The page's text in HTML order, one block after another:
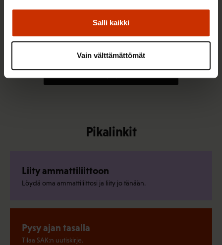
Salli kaikki
Vain välttämättömät
3.8.2026 10:05
Elisa Väänänen on valittu SAK:n
työsuhdeneuvonnan asiantuntijaksi
Kaikki uutiset ja puheenaiheet
Pikalinkit
Liity ammattiliittoon
Löydä oma ammattiliittosi ja liity jo tänään.
Pysy ajan tasalla
Tilaa SAK:n uutiskirje.